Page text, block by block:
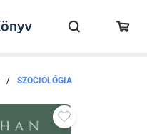
/ SZOCIOLÓGIA